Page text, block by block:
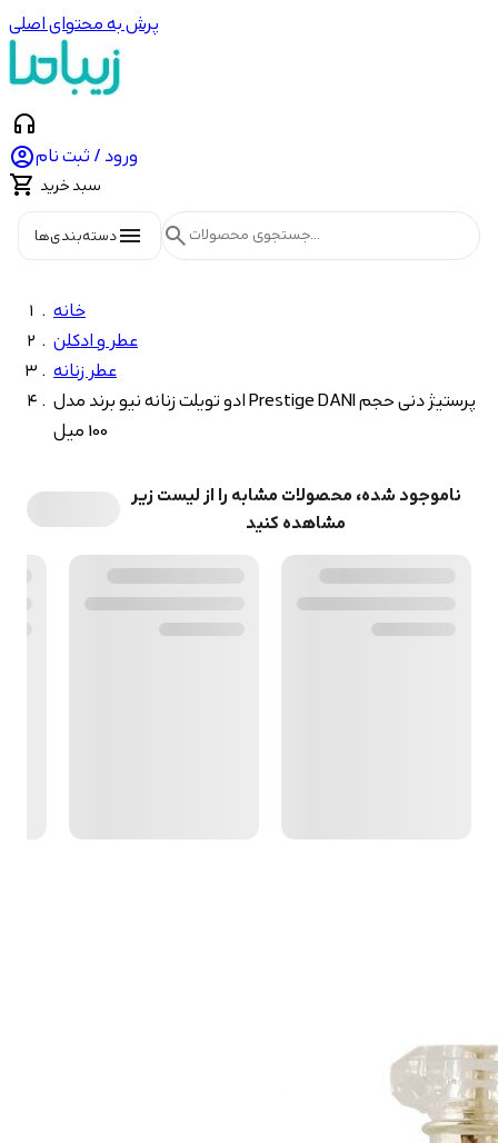
پرش به محتوای اصلی
headphones
ورود / ثبت نام
 سبد خرید
menuدسته‌بندی‌ها search
خانه
عطر و ادکلن
عطر زنانه
ادو تویلت زنانه نیو برند مدل Prestige DANI پرستیژ دنی حجم
100 میل
ناموجود شده، محصولات مشابه را از لیست زیر
مشاهده کنید